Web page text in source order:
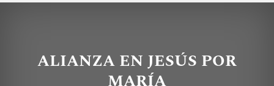
ALIANZA EN JESÚS POR
MARÍA